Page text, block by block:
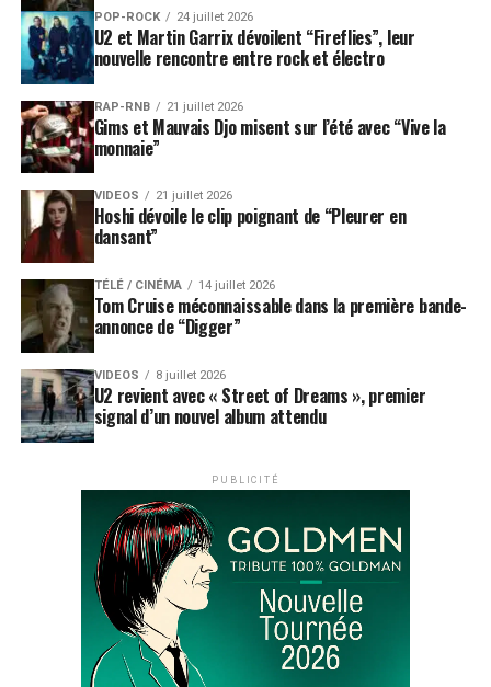
POP-ROCK 24 juillet 2026
U2 et Martin Garrix dévoilent “Fireflies”, leur
nouvelle rencontre entre rock et électro
RAP-RNB 21 juillet 2026
Gims et Mauvais Djo misent sur l’été avec “Vive la
monnaie”
VIDEOS 21 juillet 2026
Hoshi dévoile le clip poignant de “Pleurer en
dansant”
TÉLÉ / CINÉMA 14 juillet 2026
Tom Cruise méconnaissable dans la première bande-
annonce de “Digger”
VIDEOS 8 juillet 2026
U2 revient avec « Street of Dreams », premier
signal d’un nouvel album attendu
PUBLICITÉ